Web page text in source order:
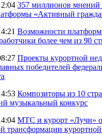
357 миллионов мнений
«Активный
Возможности
более чем из 90
Проекты курортной
победителей
Композиторы из 10
музыкальный конкурс
МТС и курорт «Лучи»
трансформации